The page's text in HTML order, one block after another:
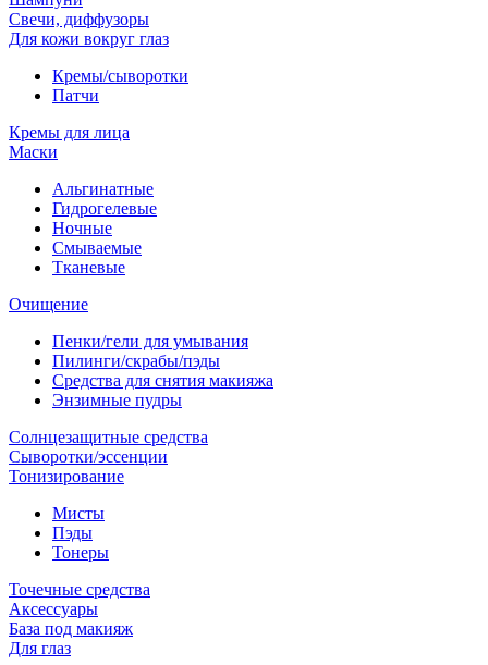
Свечи, диффузоры
Для кожи вокруг глаз
Кремы/сыворотки
Патчи
Кремы для лица
Маски
Альгинатные
Гидрогелевые
Ночные
Смываемые
Тканевые
Очищение
Пенки/гели для умывания
Пилинги/скрабы/пэды
Средства для снятия макияжа
Энзимные пудры
Солнцезащитные средства
Сыворотки/эссенции
Тонизирование
Мисты
Пэды
Тонеры
Точечные средства
Аксессуары
База под макияж
Для глаз